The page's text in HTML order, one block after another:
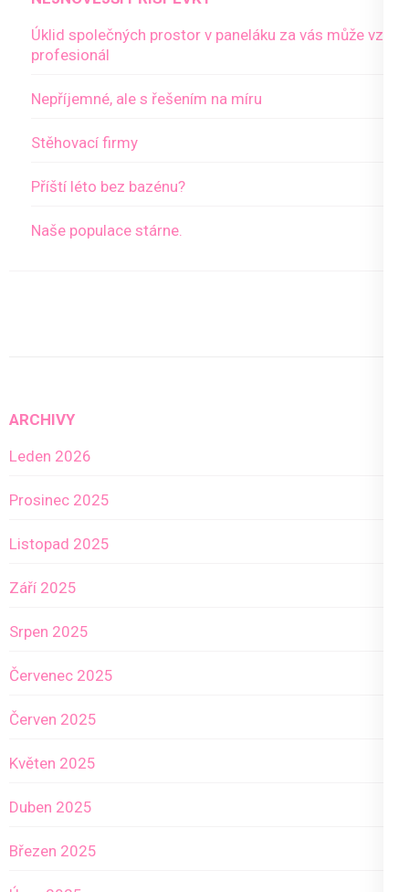
Úklid společných prostor v paneláku za vás může vzít
profesionál
Nepříjemné, ale s řešením na míru
Stěhovací firmy
Příští léto bez bazénu?
Naše populace stárne.
ARCHIVY
Leden 2026
Prosinec 2025
Listopad 2025
Září 2025
Srpen 2025
Červenec 2025
Červen 2025
Květen 2025
Duben 2025
Březen 2025